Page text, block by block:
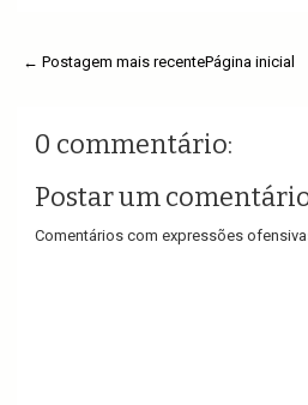
← Postagem mais recentePágina inicial
0 commentário:
Postar um
Comentários com expressões